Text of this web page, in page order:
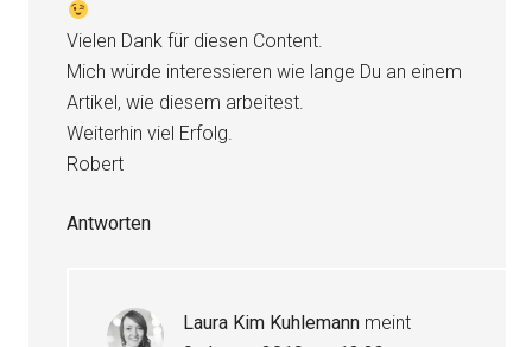
Vielen Dank für diesen Content.
Mich würde interessieren wie lange Du an einem
Artikel, wie diesem arbeitest.
Weiterhin viel Erfolg.
Robert
Antworten
Laura Kim Kuhlemann meint